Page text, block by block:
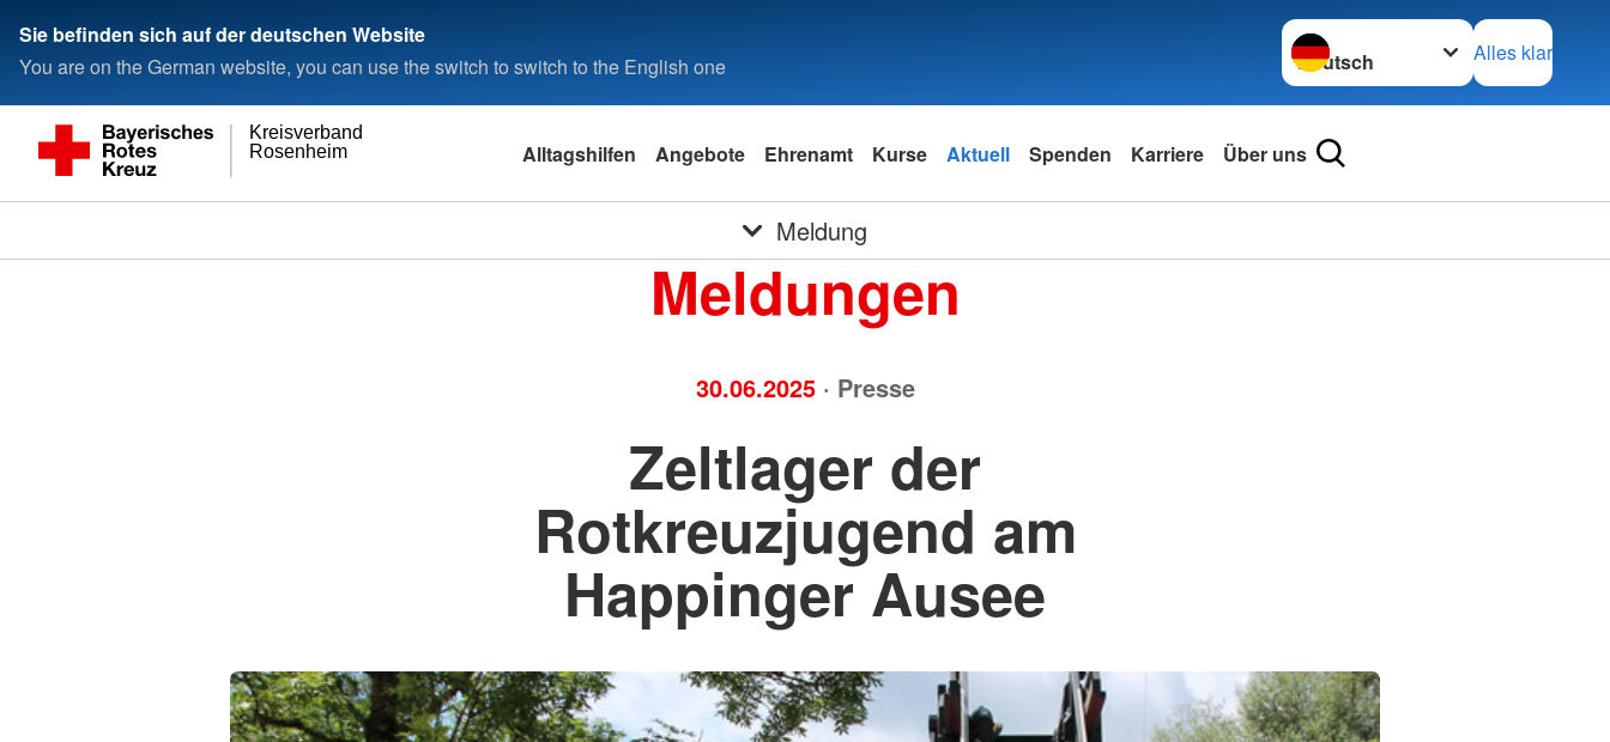
Sie befinden sich auf der deutschen Website
You are on the German website, you can use the switch to switch to the English one
Sprache wechseln zu
Alles klar
Rosenheim
Kreisverband
Alltagshilfen Angebote Ehrenamt Kurse Aktuell Spenden Karriere Über uns
Meldung
Meldungen
30.06.2025 · Presse
Zeltlager der
Rotkreuzjugend am
Happinger Ausee